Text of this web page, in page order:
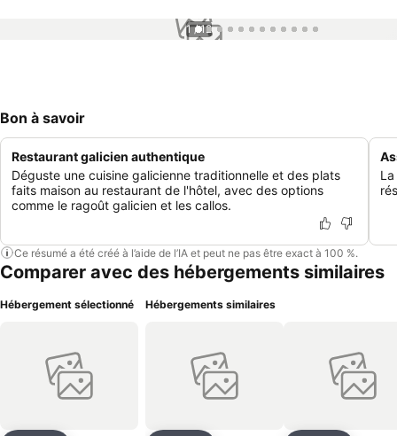
1 / 12
Bon à savoir
Restaurant galicien authentique
Déguste une cuisine galicienne traditionnelle et des plats
faits maison au restaurant de l'hôtel, avec des options
comme le ragoût galicien et les callos.
Ce résumé a été créé à l’aide de l’IA et peut ne pas être exact à 100 %.
Comparer avec des hébergements similaires
Hébergement sélectionné Hébergements similaires